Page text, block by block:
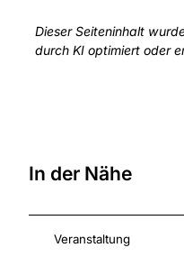
Dieser Seiteninhalt
durch KI optimiert oder
In der Nähe
Veranstaltung